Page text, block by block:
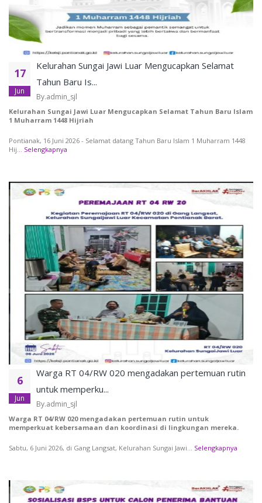
17
Jun
Kelurahan Sungai Jawi Luar Mengucapkan Selamat
Tahun Baru Is...
By.admin_sjl
Kelurahan Sungai Jawi Luar Mengucapkan Selamat Tahun Baru Islam
1 Muharram 1448 Hijriah
Pontianak, 16 Juni 2026 - Selamat datang Tahun Baru Islam 1 Muharram 1448
Hij... Selengkapnya
6
Jun
Warga RT 04/RW 020 mengadakan pertemuan rutin
untuk memperku...
By.admin_sjl
Warga RT 04/RW 020 mengadakan pertemuan rutin untuk
memperkuat kebersamaan dan koordinasi di lingkungan mereka.
Sabtu, 6 Juni 2026, di Gang Langsat, Kelurahan Sungai Jawi... Selengkapnya